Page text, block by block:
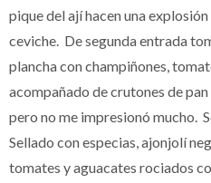
pique del ají hacen una
ceviche. De segunda entrada
plancha con champiñones,
acompañado de crutones de
pero no me impresionó mucho.
Sellado con especias, ajonjolí
tomates y aguacates rociados